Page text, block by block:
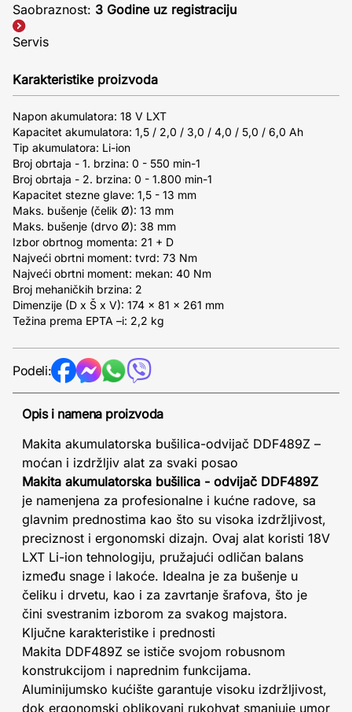
Saobraznost: 3 Godine uz registraciju
Servis
Karakteristike proizvoda
Napon akumulatora: 18 V LXT
Kapacitet akumulatora: 1,5 / 2,0 / 3,0 / 4,0 / 5,0 / 6,0 Ah
Tip akumulatora: Li-ion
Broj obrtaja - 1. brzina: 0 - 550 min-1
Broj obrtaja - 2. brzina: 0 - 1.800 min-1
Kapacitet stezne glave: 1,5 - 13 mm
Maks. bušenje (čelik Ø): 13 mm
Maks. bušenje (drvo Ø): 38 mm
Izbor obrtnog momenta: 21 + D
Najveći obrtni moment: tvrd: 73 Nm
Najveći obrtni moment: mekan: 40 Nm
Broj mehaničkih brzina: 2
Dimenzije (D x Š x V): 174 x 81 x 261 mm
Težina prema EPTA –i: 2,2 kg
Podeli:
Opis i namena proizvoda
Makita akumulatorska bušilica-odvijač DDF489Z –
moćan i izdržljiv alat za svaki posao
Makita akumulatorska bušilica - odvijač DDF489Z
je namenjena za profesionalne i kućne radove, sa
glavnim prednostima kao što su visoka izdržljivost,
preciznost i ergonomski dizajn. Ovaj alat koristi 18V
LXT Li-ion tehnologiju, pružajući odličan balans
između snage i lakoće. Idealna je za bušenje u
čeliku i drvetu, kao i za zavrtanje šrafova, što je
čini svestranim izborom za svakog majstora.
Ključne karakteristike i prednosti
Makita DDF489Z se ističe svojom robusnom
konstrukcijom i naprednim funkcijama.
Aluminijumsko kućište garantuje visoku izdržljivost,
dok ergonomski oblikovani rukohvat smanjuje umor